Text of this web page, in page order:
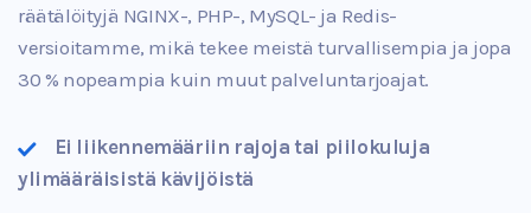
räätälöityjä NGINX-, PHP-, MySQL- ja Redis-
versioitamme, mikä tekee meistä turvallisempia ja jopa
30 % nopeampia kuin muut palveluntarjoajat.
Ei liikennemääriin rajoja tai piilokuluja
ylimääräisistä kävijöistä